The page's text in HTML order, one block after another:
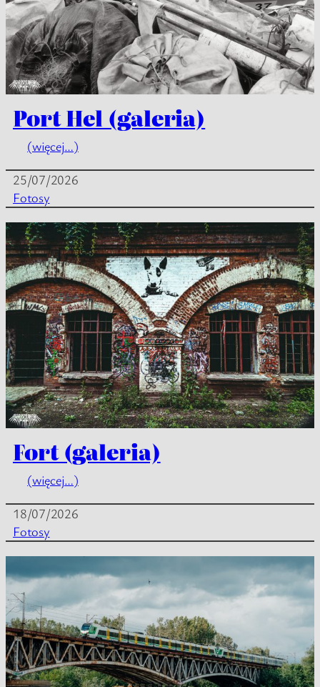
Port Hel (galeria)
(więcej…)
25/07/2026
Fotosy
Fort (galeria)
(więcej…)
18/07/2026
Fotosy